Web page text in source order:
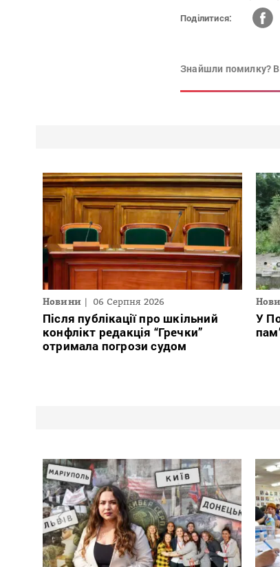
Поділитися:
Знайшли помилку?
Новини 06 Серпня 2026
Після публікації про шкільний
конфлікт редакція “Гречки”
отримала погрози судом
У